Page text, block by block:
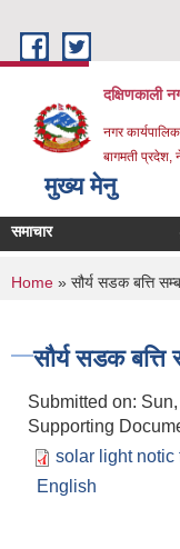
दक्षिणकाली
नगर
बागमती प्रदेश,
मुख्य मेनु
समाचार
You are
Home » सौर्य सडक बत्ति
सौर्य सडक बत्ति
Submitted on:
Supporting
solar light notic
English